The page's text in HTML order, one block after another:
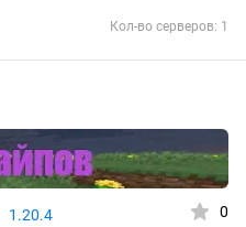
Кол-во серверов: 1
1.20.4 0